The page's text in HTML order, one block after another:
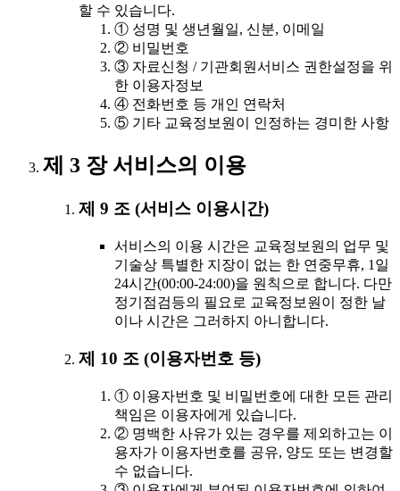
할 수 있습니다.
① 성명 및 생년월일, 신분, 이메일
② 비밀번호
③ 자료신청 / 기관회원서비스 권한설정을 위
한 이용자정보
④ 전화번호 등 개인 연락처
⑤ 기타 교육정보원이 인정하는 경미한 사항
제 3 장 서비스의 이용
제 9 조 (서비스 이용시간)
서비스의 이용 시간은 교육정보원의 업무 및
기술상 특별한 지장이 없는 한 연중무휴, 1일
24시간(00:00-24:00)을 원칙으로 합니다. 다만
정기점검등의 필요로 교육정보원이 정한 날
이나 시간은 그러하지 아니합니다.
제 10 조 (이용자번호 등)
① 이용자번호 및 비밀번호에 대한 모든 관리
책임은 이용자에게 있습니다.
② 명백한 사유가 있는 경우를 제외하고는 이
용자가 이용자번호를 공유, 양도 또는 변경할
수 없습니다.